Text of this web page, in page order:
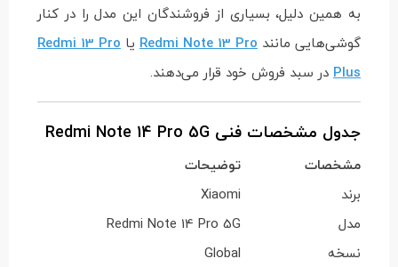
به همین دلیل، بسیاری از فروشندگان این مدل را در کنار
گوشی‌هایی مانند Redmi Note 13 Pro یا Redmi 13 Pro
Plusدر سبد فروش خود قرار می‌دهند.
جدول مشخصات فنی Redmi Note 14 Pro 5G
مشخصات
توضیحات
برند
Xiaomi
مدل
Redmi Note 14 Pro 5G
نسخه
Global